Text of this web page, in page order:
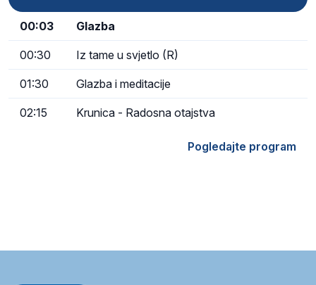
00:03 Glazba
00:30 Iz tame u svjetlo (R)
01:30 Glazba i meditacije
02:15 Krunica - Radosna otajstva
Pogledajte program